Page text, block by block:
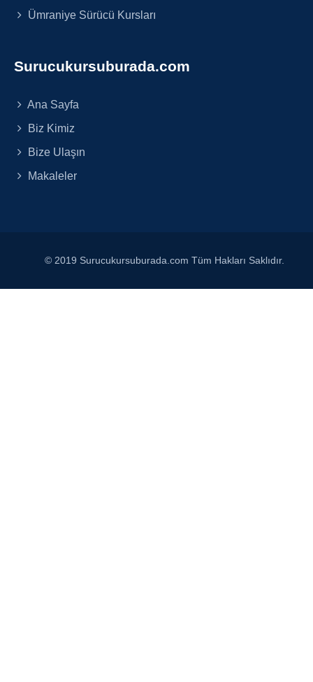
Ümraniye Sürücü Kursları
Surucukursuburada.com
Ana Sayfa
Biz Kimiz
Bize Ulaşın
Makaleler
© 2019 Surucukursuburada.com Tüm Hakları Saklıdır.